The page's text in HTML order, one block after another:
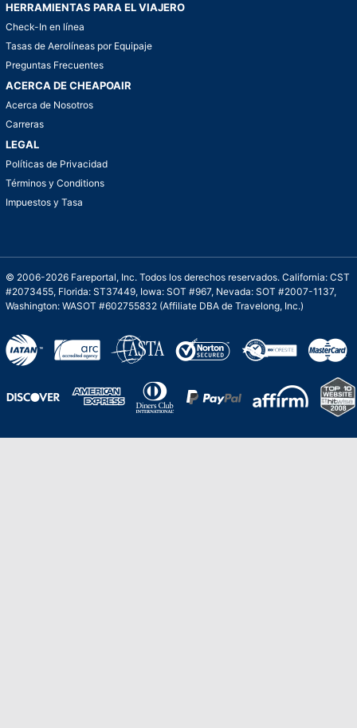
HERRAMIENTAS PARA EL VIAJERO
Check-In en línea
Tasas de Aerolíneas por Equipaje
Preguntas Frecuentes
ACERCA DE CHEAPOAIR
Acerca de Nosotros
Carreras
LEGAL
Políticas de Privacidad
Términos y Conditions
Impuestos y Tasa
© 2006-2026 Fareportal, Inc. Todos los derechos reservados. California: CST
#2073455, Florida: ST37449, Iowa: SOT #967, Nevada: SOT #2007-1137,
Washington: WASOT #602755832 (Affiliate DBA de Travelong, Inc.)